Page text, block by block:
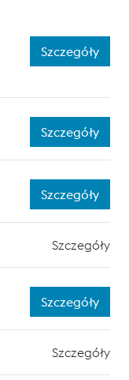
Szczegóły
Szczegóły
Szczegóły
Szczegóły
Szczegóły
Szczegóły